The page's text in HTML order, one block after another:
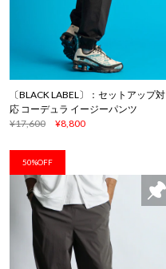
〔BLACK LABEL〕：セットアップ対
応 コーデュラ イージーパンツ
¥17,600
¥8,800
50%OFF